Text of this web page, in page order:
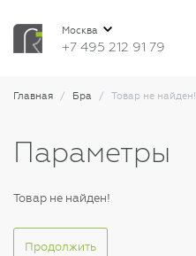
Москва
+7 495 212 91 79
Главная Бра Товар не найден!
Параметры
Товар не найден!
Продолжить